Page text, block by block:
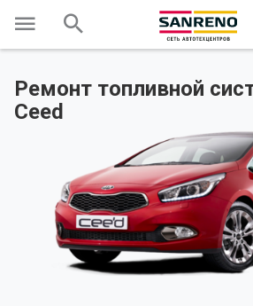
Ремонт топливной
Ceed